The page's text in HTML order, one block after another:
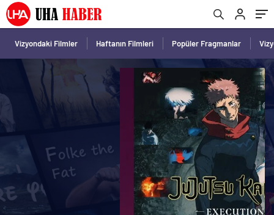
Vizyondaki Filmler Haftanın Filmleri Popüler Fragmanlar